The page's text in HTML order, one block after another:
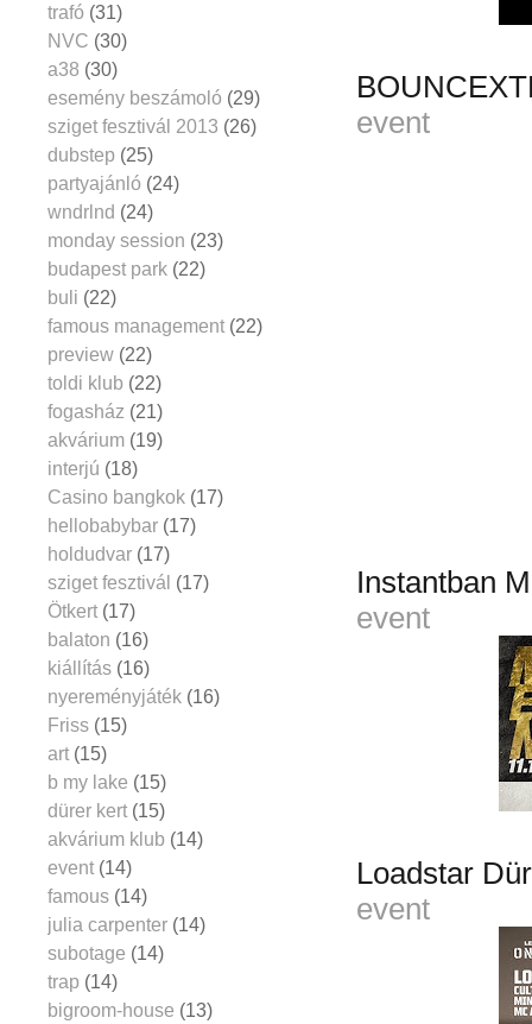
event
Instantban
event
Loadstar
event
trafó (31)
NVC (30)
a38 (30)
esemény beszámoló (29)
sziget fesztivál 2013 (26)
dubstep (25)
partyajánló (24)
wndrlnd (24)
monday session (23)
budapest park (22)
buli (22)
famous management (22)
preview (22)
toldi klub (22)
fogasház (21)
akvárium (19)
interjú (18)
Casino bangkok (17)
hellobabybar (17)
holdudvar (17)
sziget fesztivál (17)
Ötkert (17)
balaton (16)
kiállítás (16)
nyereményjáték (16)
Friss (15)
art (15)
b my lake (15)
dürer kert (15)
akvárium klub (14)
event (14)
famous (14)
julia carpenter (14)
subotage (14)
trap (14)
bigroom-house (13)